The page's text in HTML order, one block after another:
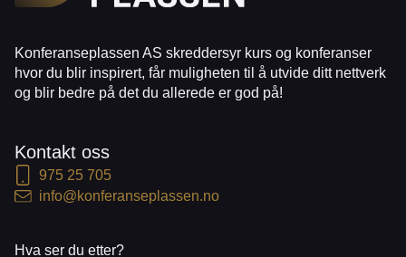
Konferanseplassen AS skreddersyr kurs og konferanser
hvor du blir inspirert, får muligheten til å utvide ditt nettverk
og blir bedre på det du allerede er god på!
Kontakt oss
975 25 705
info@konferanseplassen.no
Hva ser du etter?